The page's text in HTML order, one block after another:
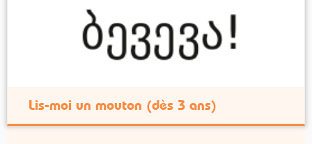
Lis-moi un mouton (dès 3 ans)